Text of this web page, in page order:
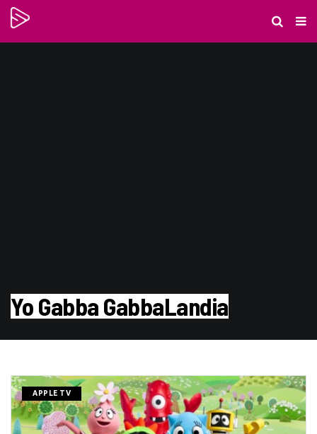
Yo Gabba GabbaLandia
APPLE TV